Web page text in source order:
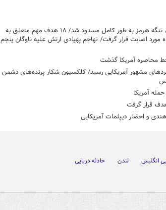
تجاوز نظامی مجدد آمریکا به ایران/ تنگه هرمز به طور کامل مسدود شد/ ۱۸ هدف مهم متعلق به
اصابت قرار گرفت/ تهاجم پهپادی ارتش علیه ناوگان پنجم
محاصره آمریکا گذشت
۱۶ نوبت به بالگردهای مشهور آمریکایی رسید/ کلکسیون شکار پرنده‌های دشمن
قرار گرفت
و احضار دیپلمات آمریکایی
انگلیس لندن
حادثه دریایی